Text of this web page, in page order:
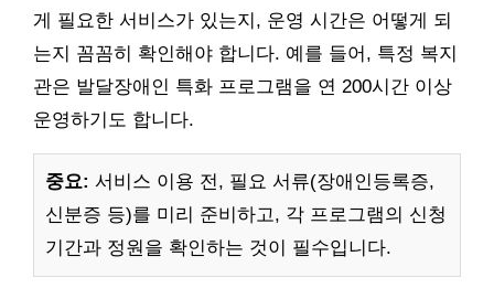
게 필요한 서비스가 있는지, 운영 시간은 어떻게 되
는지 꼼꼼히 확인해야 합니다. 예를 들어, 특정 복지
관은 발달장애인 특화 프로그램을 연 200시간 이상
운영하기도 합니다.
중요: 서비스 이용 전, 필요 서류(장애인등록증,
신분증 등)를 미리 준비하고, 각 프로그램의 신청
기간과 정원을 확인하는 것이 필수입니다.